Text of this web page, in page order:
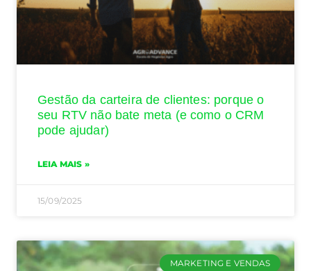
Gestão da carteira de clientes: porque o
seu RTV não bate meta (e como o CRM
pode ajudar)
LEIA MAIS »
15/09/2025
MARKETING E VENDAS